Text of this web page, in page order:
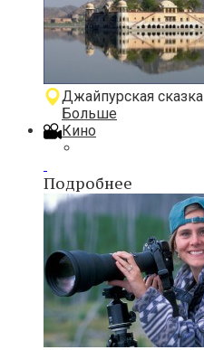
Джайпурская сказка
Больше
Кино
Подробнее